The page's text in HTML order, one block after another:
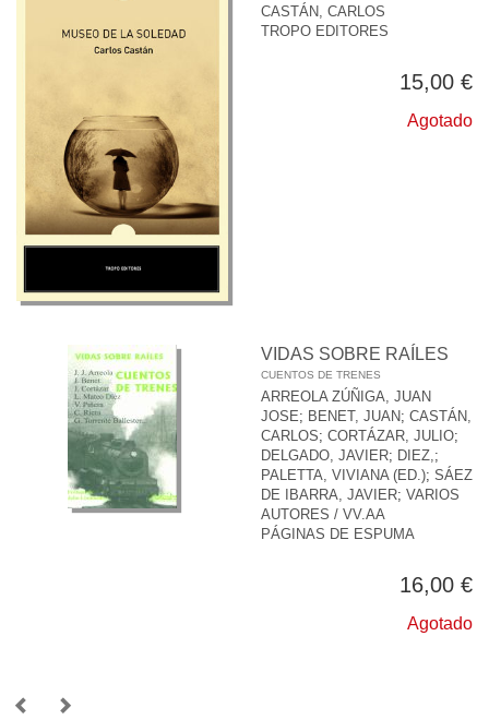
CASTÁN, CARLOS
TROPO EDITORES
15,00 €
Agotado
VIDAS SOBRE RAÍLES
CUENTOS DE TRENES
ARREOLA ZÚÑIGA, JUAN
JOSE; BENET, JUAN; CASTÁN,
CARLOS; CORTÁZAR, JULIO;
DELGADO, JAVIER; DIEZ,;
PALETTA, VIVIANA (ED.); SÁEZ
DE IBARRA, JAVIER; VARIOS
AUTORES / VV.AA
PÁGINAS DE ESPUMA
16,00 €
Agotado